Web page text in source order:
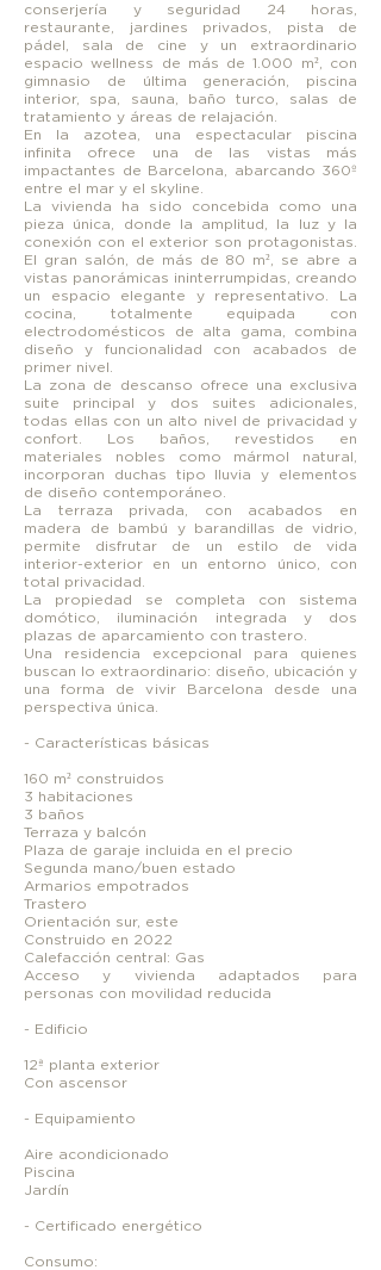
conserjería y seguridad 24 horas,
restaurante, jardines privados, pista de
pádel, sala de cine y un extraordinario
espacio wellness de más de 1.000 m², con
gimnasio de última generación, piscina
interior, spa, sauna, baño turco, salas de
tratamiento y áreas de relajación.
En la azotea, una espectacular piscina
infinita ofrece una de las vistas más
impactantes de Barcelona, abarcando 360º
entre el mar y el skyline.
La vivienda ha sido concebida como una
pieza única, donde la amplitud, la luz y la
conexión con el exterior son protagonistas.
El gran salón, de más de 80 m², se abre a
vistas panorámicas ininterrumpidas, creando
un espacio elegante y representativo. La
cocina, totalmente equipada con
electrodomésticos de alta gama, combina
diseño y funcionalidad con acabados de
primer nivel.
La zona de descanso ofrece una exclusiva
suite principal y dos suites adicionales,
todas ellas con un alto nivel de privacidad y
confort. Los baños, revestidos en
materiales nobles como mármol natural,
incorporan duchas tipo lluvia y elementos
de diseño contemporáneo.
La terraza privada, con acabados en
madera de bambú y barandillas de vidrio,
permite disfrutar de un estilo de vida
interior-exterior en un entorno único, con
total privacidad.
La propiedad se completa con sistema
domótico, iluminación integrada y dos
plazas de aparcamiento con trastero.
Una residencia excepcional para quienes
buscan lo extraordinario: diseño, ubicación y
una forma de vivir Barcelona desde una
perspectiva única.
- Características básicas
160 m² construidos
3 habitaciones
3 baños
Terraza y balcón
Plaza de garaje incluida en el precio
Segunda mano/buen estado
Armarios empotrados
Trastero
Orientación sur, este
Construido en 2022
Calefacción central: Gas
Acceso y vivienda adaptados para
personas con movilidad reducida
- Edificio
12ª planta exterior
Con ascensor
- Equipamiento
Aire acondicionado
Piscina
Jardín
- Certificado energético
Consumo: